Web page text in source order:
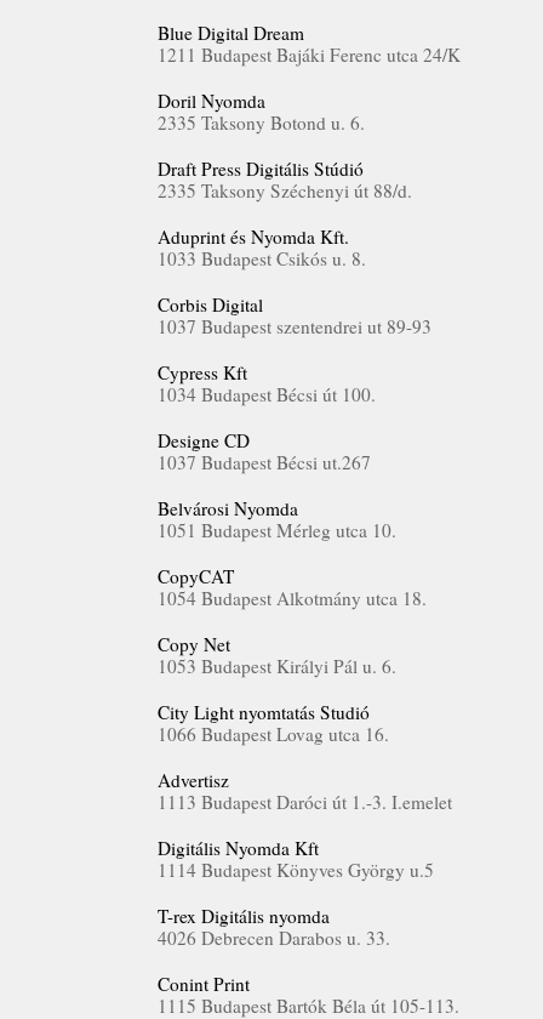
Blue Digital Dream
1211 Budapest Bajáki Ferenc utca 24/K
Doril Nyomda
2335 Taksony Botond u. 6.
Draft Press Digitális Stúdió
2335 Taksony Széchenyi út 88/d.
Aduprint és Nyomda Kft.
1033 Budapest Csikós u. 8.
Corbis Digital
1037 Budapest szentendrei ut 89-93
Cypress Kft
1034 Budapest Bécsi út 100.
Designe CD
1037 Budapest Bécsi ut.267
Belvárosi Nyomda
1051 Budapest Mérleg utca 10.
CopyCAT
1054 Budapest Alkotmány utca 18.
Copy Net
1053 Budapest Királyi Pál u. 6.
City Light nyomtatás Studió
1066 Budapest Lovag utca 16.
Advertisz
1113 Budapest Daróci út 1.-3. I.emelet
Digitális Nyomda Kft
1114 Budapest Könyves György u.5
T-rex Digitális nyomda
4026 Debrecen Darabos u. 33.
Conint Print
1115 Budapest Bartók Béla út 105-113.